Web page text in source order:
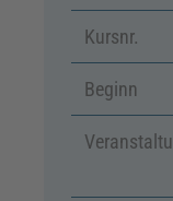
Kursnr.
Beginn